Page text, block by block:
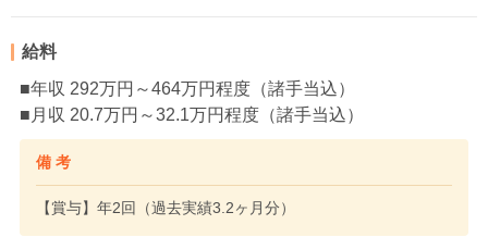
給料
■年収 292万円～464万円程度（諸手当込）
■月収 20.7万円～32.1万円程度（諸手当込）
備 考
【賞与】年2回（過去実績3.2ヶ月分）